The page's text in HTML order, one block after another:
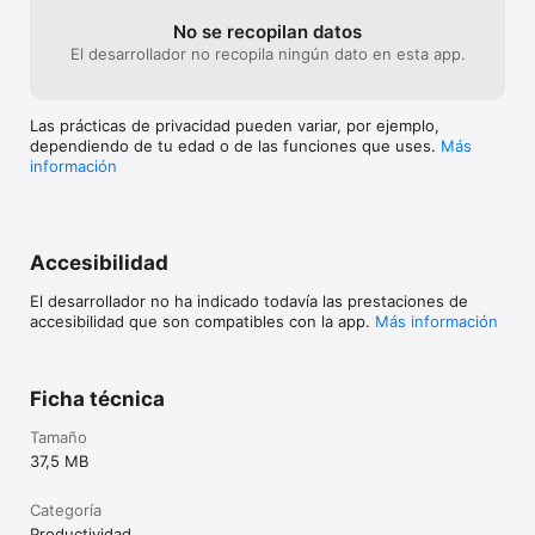
		Mouse: Mouse
		Exit: Exit
	---Joystick:
		Right: + Font Size
		Left: - Font Size
		Click & Hold: Rewind
		Click & Hold: Play
		Release: Pause
Otros Pedales
	*Donner
	---Mode 1:
		Right Pedal: Play/Pause
	---Mode 5:
No se recopilan datos
El desarrollador no recopila ningún dato en esta app.
Las prácticas de privacidad pueden variar, por ejemplo,
dependiendo de tu edad o de las funciones que uses. Más
información
Accesibilidad
El desarrollador no ha indicado todavía las prestaciones de
accesibilidad que son compatibles con la app. Más información
Ficha técnica
Tamaño
37,5 MB
Categoría